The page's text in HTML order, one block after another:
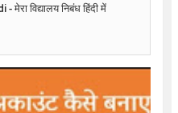
विद्यालय निबंध हिंदी में